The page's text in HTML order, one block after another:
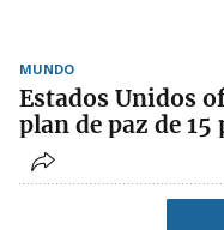
MUNDO
Estados Unidos
plan de paz de 15